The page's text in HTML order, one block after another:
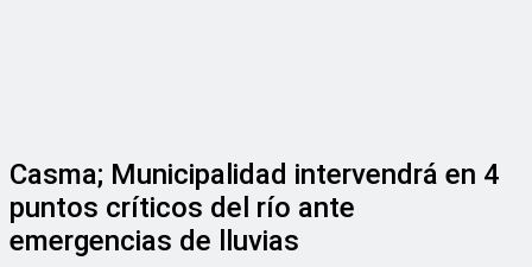
Casma; Municipalidad intervendrá en 4
puntos críticos del río ante
emergencias de lluvias